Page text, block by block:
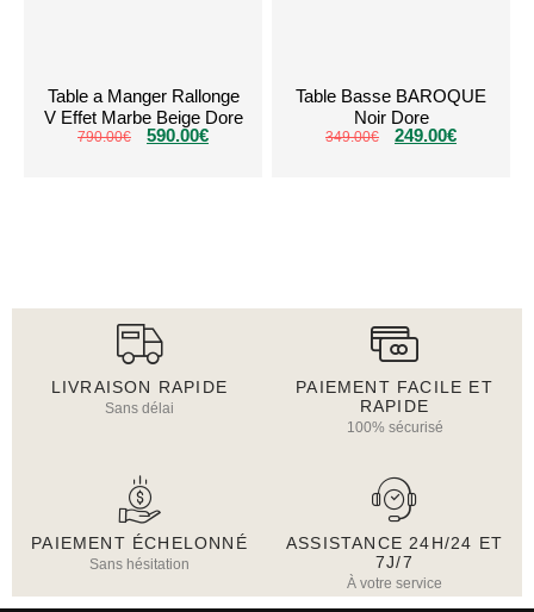
Table a Manger Rallonge
V Effet Marbe Beige Dore
790.00€ 590.00€
Table Basse BAROQUE
Noir Dore
349.00€ 249.00€
LIVRAISON RAPIDE
Sans délai
PAIEMENT FACILE ET
RAPIDE
100% sécurisé
PAIEMENT ÉCHELONNÉ
Sans hésitation
ASSISTANCE 24H/24 ET
7J/7
À votre service